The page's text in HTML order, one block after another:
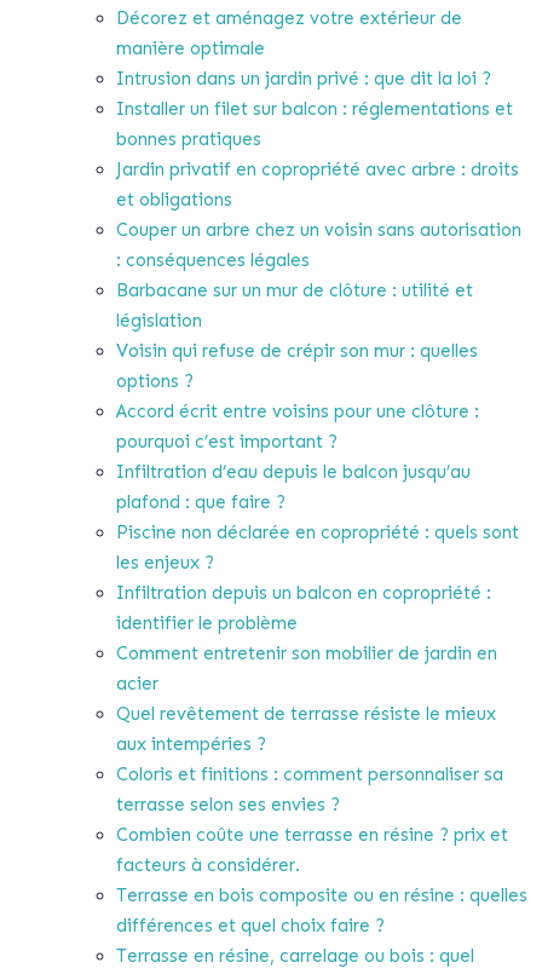
Décorez et aménagez votre extérieur de
manière optimale
Intrusion dans un jardin privé : que dit la loi ?
Installer un filet sur balcon : réglementations et
bonnes pratiques
Jardin privatif en copropriété avec arbre : droits
et obligations
Couper un arbre chez un voisin sans autorisation
: conséquences légales
Barbacane sur un mur de clôture : utilité et
législation
Voisin qui refuse de crépir son mur : quelles
options ?
Accord écrit entre voisins pour une clôture :
pourquoi c’est important ?
Infiltration d’eau depuis le balcon jusqu’au
plafond : que faire ?
Piscine non déclarée en copropriété : quels sont
les enjeux ?
Infiltration depuis un balcon en copropriété :
identifier le problème
Comment entretenir son mobilier de jardin en
acier
Quel revêtement de terrasse résiste le mieux
aux intempéries ?
Coloris et finitions : comment personnaliser sa
terrasse selon ses envies ?
Combien coûte une terrasse en résine ? prix et
facteurs à considérer.
Terrasse en bois composite ou en résine : quelles
différences et quel choix faire ?
Terrasse en résine, carrelage ou bois : quel